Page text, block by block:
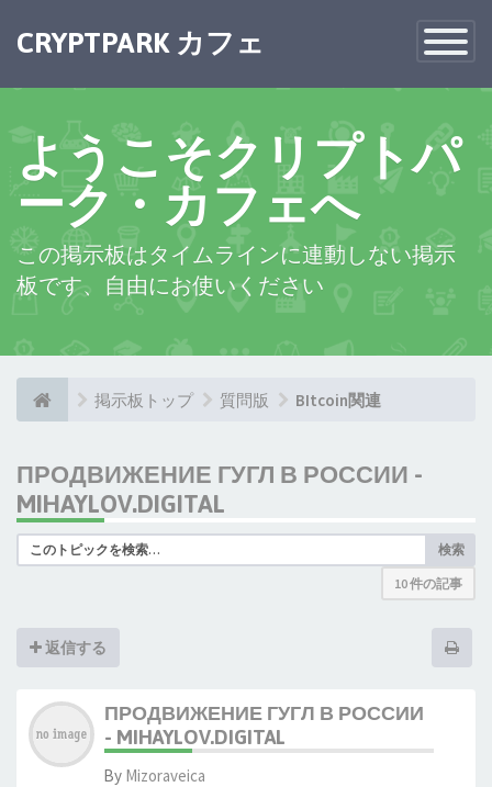
Toggle
CRYPTPARK カフェ
ようこそクリプトパ
ーク・カフェへ
この掲示板はタイムラインに連動しない掲示
板です、自由にお使いください
掲示板トップ 質問版 BItcoin関連
ПРОДВИЖЕНИЕ ГУГЛ В РОССИИ -
MIHAYLOV.DIGITAL
検索
10 件の記事
返信する
ПРОДВИЖЕНИЕ ГУГЛ В РОССИИ
- MIHAYLOV.DIGITAL
By Mizoraveica